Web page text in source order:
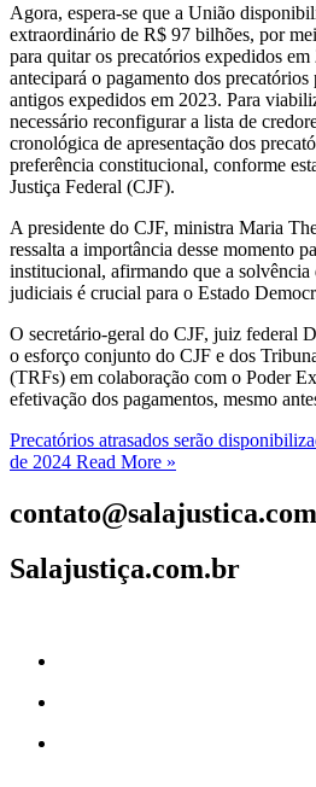
Agora, espera-se que a União
extraordinário de R$ 97 bilhões, por
para quitar os precatórios expedidos
antecipará o pagamento dos
antigos expedidos em 2023. Para
necessário reconfigurar a lista de
cronológica de apresentação dos
preferência constitucional, conforme
Justiça Federal (CJF).
A presidente do CJF, ministra Maria
ressalta a importância desse momento
institucional, afirmando que a
judiciais é crucial para o Estado
O secretário-geral do CJF, juiz federal
o esforço conjunto do CJF e dos
(TRFs) em colaboração com o Poder
efetivação dos pagamentos, mesmo
Precatórios atrasados serão
de 2024 Read More »
Salajustiça.com.br